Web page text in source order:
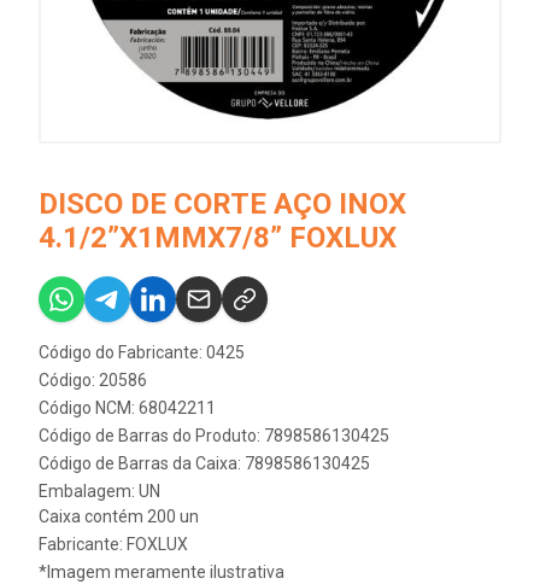
DISCO DE CORTE AÇO INOX
4.1/2”X1MMX7/8” FOXLUX
Código do Fabricante: 0425
Código: 20586
Código NCM: 68042211
Código de Barras do Produto: 7898586130425
Código de Barras da Caixa: 7898586130425
Embalagem: UN
Caixa contém 200 un
Fabricante: FOXLUX
*Imagem meramente ilustrativa